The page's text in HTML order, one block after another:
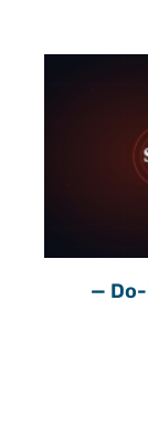
פרסום כתבת SEO עם קישור Do-Follow —